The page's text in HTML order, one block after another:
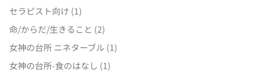
セラピスト向け (1)
命/からだ/生きること (2)
女神の台所 ニネターブル (1)
女神の台所-食のはなし (1)